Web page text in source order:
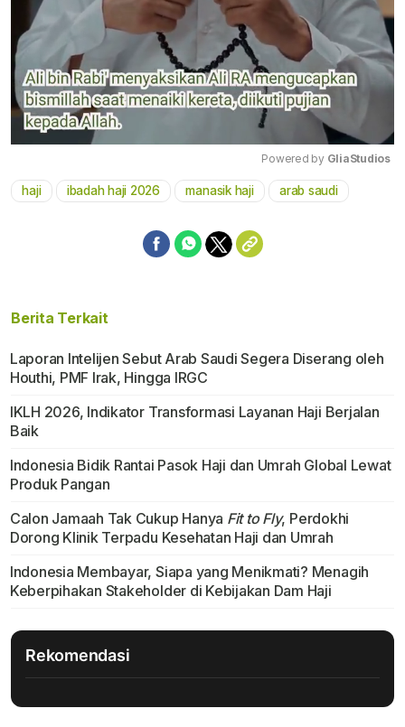
Mute
Powered by GliaStudios
haji ibadah haji 2026 manasik haji arab saudi
Berita Terkait
Laporan Intelijen Sebut Arab Saudi Segera Diserang oleh
Houthi, PMF Irak, Hingga IRGC
IKLH 2026, Indikator Transformasi Layanan Haji Berjalan
Baik
Indonesia Bidik Rantai Pasok Haji dan Umrah Global Lewat
Produk Pangan
Calon Jamaah Tak Cukup Hanya Fit to Fly, Perdokhi
Dorong Klinik Terpadu Kesehatan Haji dan Umrah
Indonesia Membayar, Siapa yang Menikmati? Menagih
Keberpihakan Stakeholder di Kebijakan Dam Haji
Rekomendasi